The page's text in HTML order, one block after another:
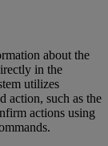
about the
in the
utilizes
action, such as the
actions using